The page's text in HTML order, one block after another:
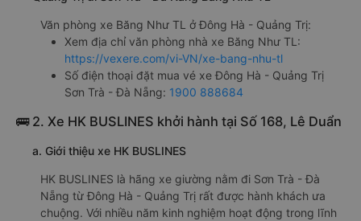
Văn phòng xe Băng Như TL ở Đông Hà - Quảng Trị:
Xem địa chỉ văn phòng nhà xe Băng Như TL:
https://vexere.com/vi-VN/xe-bang-nhu-tl
Số điện thoại đặt mua vé xe Đông Hà - Quảng Trị
Sơn Trà - Đà Nẵng: 1900 888684
🚌 2. Xe HK BUSLINES khởi hành tại Số 168, Lê Duẩn
a. Giới thiệu xe HK BUSLINES
HK BUSLINES là hãng xe giường nằm đi Sơn Trà - Đà
Nẵng từ Đông Hà - Quảng Trị rất được hành khách ưa
chuộng. Với nhiều năm kinh nghiệm hoạt động trong lĩnh